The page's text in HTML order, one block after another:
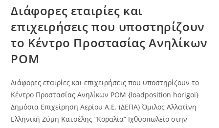
Προστασίας
Ανηλίκων
ΡΟΜ
Διάφορες εταιρίες και
επιχειρήσεις που υποστηρίζουν
το Κέντρο Προστασίας Ανηλίκων
ΡΟΜ
Διάφορες εταιρίες και επιχειρήσεις που υποστηρίζουν το
Κέντρο Προστασίας Ανηλίκων ΡΟΜ {loadposition horigoi}
Δημόσια Επιχείρηση Αερίου Α.Ε. (ΔΕΠΑ) Όμιλος Αλλατίνη
Ελληνική Ζύμη Κατσέλης “Κοραλία” Ιχθυοπωλείο στην